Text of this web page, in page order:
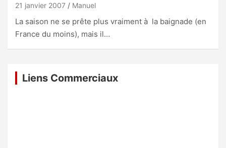
21 janvier 2007 Manuel
La saison ne se prête plus vraiment à la baignade (en
France du moins), mais il…
Liens Commerciaux